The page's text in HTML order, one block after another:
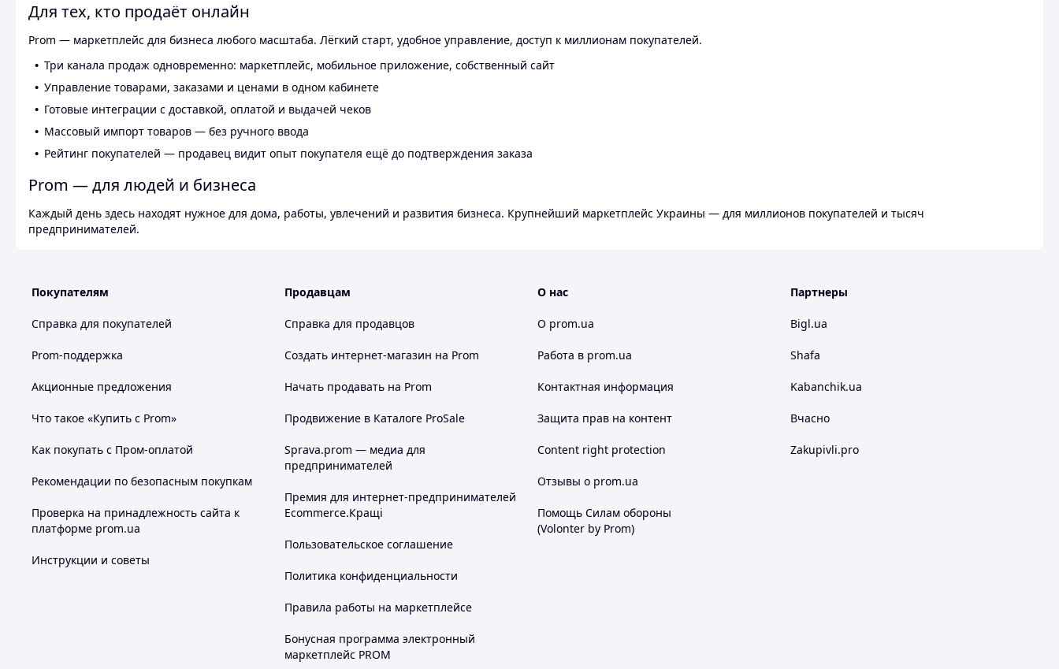
Для тех, кто продаёт онлайн
Prom — маркетплейс для бизнеса любого масштаба. Лёгкий старт, удобное управление, доступ к миллионам покупателей.
Три канала продаж одновременно: маркетплейс, мобильное приложение, собственный сайт
Управление товарами, заказами и ценами в одном кабинете
Готовые интеграции с доставкой, оплатой и выдачей чеков
Массовый импорт товаров — без ручного ввода
Рейтинг покупателей — продавец видит опыт покупателя ещё до подтверждения заказа
Prom — для людей и бизнеса
Каждый день здесь находят нужное для дома, работы, увлечений и развития бизнеса. Крупнейший маркетплейс Украины — для миллионов покупателей и тысяч
предпринимателей.
Покупателям
Справка для покупателей
Prom-поддержка
Акционные предложения
Что такое «Купить с Prom»
Как покупать с Пром-оплатой
Рекомендации по безопасным покупкам
Проверка на принадлежность сайта к
платформе prom.ua
Инструкции и советы
Продавцам
Справка для продавцов
Создать интернет-магазин на Prom
Начать продавать на Prom
Продвижение в Каталоге ProSale
Sprava.prom — медиа для
предпринимателей
Премия для интернет-предпринимателей
Ecommerce.Кращі
Пользовательское соглашение
Политика конфиденциальности
Правила работы на маркетплейсе
Бонусная программа электронный
маркетплейс PROM
О нас
О prom.ua
Работа в prom.ua
Контактная информация
Защита прав на контент
Content right protection
Отзывы о prom.ua
Помощь Силам обороны
(Volonter by Prom)
Партнеры
Bigl.ua
Shafa
Kabanchik.ua
Вчасно
Zakupivli.pro